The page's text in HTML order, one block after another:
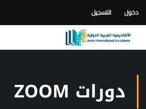
دخول التسجيل
دورات ZOOM